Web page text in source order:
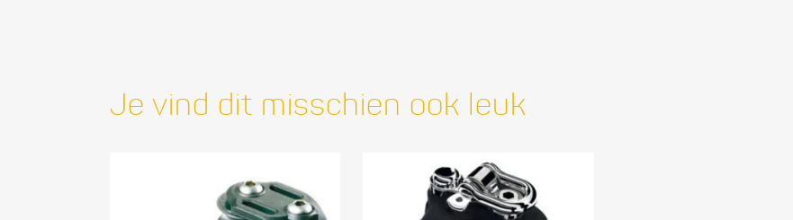
Je vind dit misschien ook leuk